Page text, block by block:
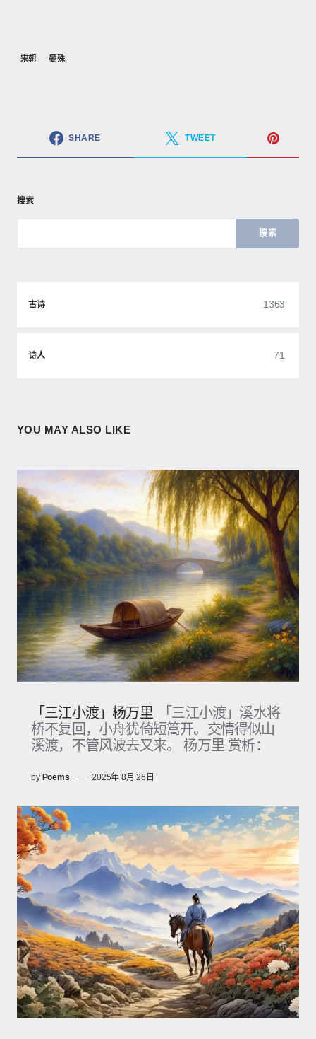
宋朝 晏殊
SHARE TWEET
搜索
搜索
古诗 1363
诗人 71
YOU MAY ALSO LIKE
「三江小渡」杨万里
「三江小渡」溪水将
桥不复回，小舟犹倚短篙开。交情得似山
溪渡，不管风波去又来。 杨万里 赏析：
by Poems 2025年 8月 26日